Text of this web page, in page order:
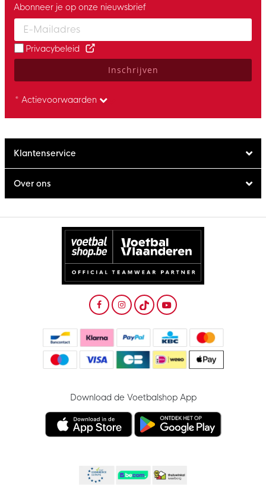
Enter your email and accept the privacy policy to subscribe to
Abonneer je op onze nieuwsbrief
Privacybeleid
Inschrijven
* Actievoorwaarden
Klantenservice
Over ons
Download de Voetbalshop App